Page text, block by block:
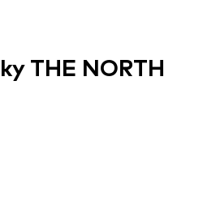
THE NORTH